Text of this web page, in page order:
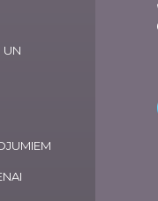
UN